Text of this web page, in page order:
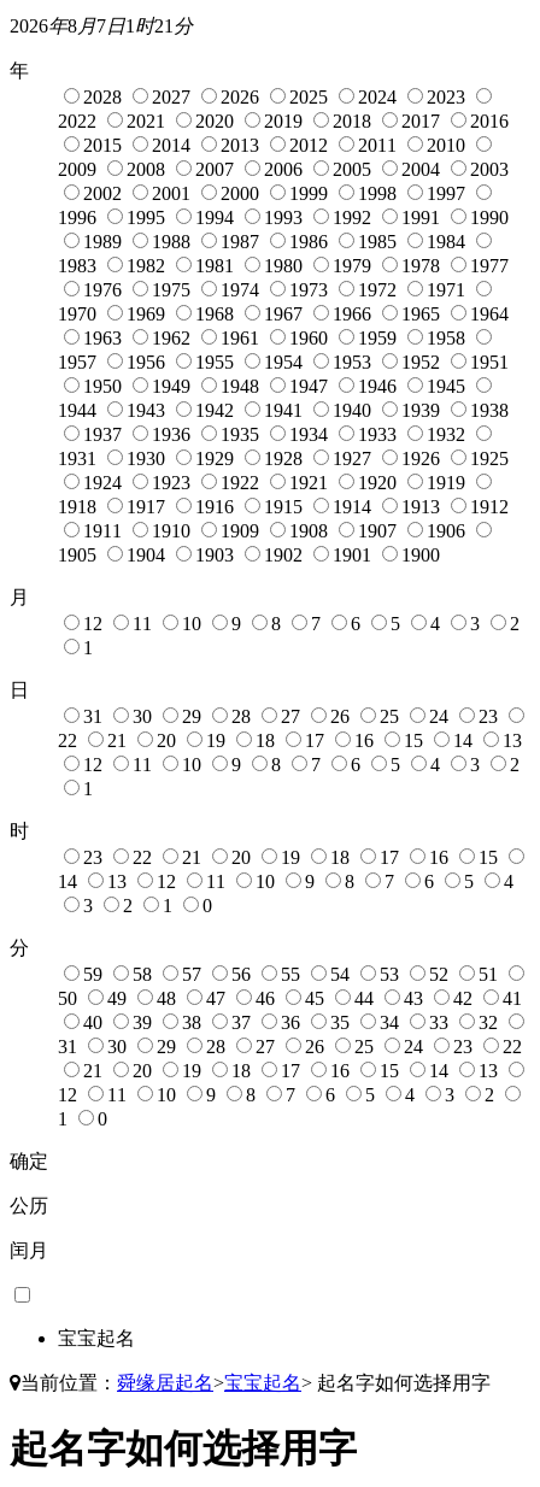
2026年8月7日1 时21 分
年
2028
2027 2026 2025 2024
2023
2022
2021 2020 2019 2018 2017
2016
2015
2014 2013 2012 2011
2010
2009
2008 2007 2006 2005 2004
2003
2002
2001 2000 1999 1998
1997
1996
1995 1994 1993 1992 1991
1990
1989
1988 1987 1986 1985
1984
1983
1982 1981 1980 1979 1978
1977
1976
1975 1974 1973 1972
1971
1970
1969 1968 1967 1966 1965
1964
1963
1962 1961 1960 1959
1958
1957
1956 1955 1954 1953 1952
1951
1950
1949 1948 1947 1946
1945
1944
1943 1942 1941 1940 1939
1938
1937
1936 1935 1934 1933
1932
1931
1930 1929 1928 1927 1926
1925
1924
1923 1922 1921 1920
1919
1918
1917 1916 1915 1914 1913
1912
1911
1910 1909 1908 1907
1906
1905
1904 1903 1902 1901 1900
月
12
11 10 9 8 7 6 5 4 3
2
1
日
31
30 29 28 27 26 25 24
23
22
21 20 19 18 17 16 15 14
13
12
11 10 9 8 7 6 5 4 3
2
1
时
23
22 21 20 19 18 17 16
15
14
13 12 11 10 9 8 7 6 5
4
3
2 1 0
分
59
58 57 56 55 54 53 52
51
50
49 48 47 46 45 44 43 42
41
40
39 38 37 36 35 34 33
32
31
30 29 28 27 26 25 24 23
22
21
20 19 18 17 16 15 14
13
12
11 10 9 8 7 6 5 4 3
2
1
0
确定
公历
闰月
宝宝起名
当前位置： 舜缘居起名>宝宝起名> 起名字如何选择用字
起名字如何选择用字